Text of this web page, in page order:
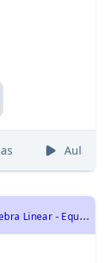
Aulas
U
FTM 2013 - Matemática - Álgebra Linear - Equações Lineares, Espaço Vetorial e Transformações Lineares e Matrizes, Álgebra Linear